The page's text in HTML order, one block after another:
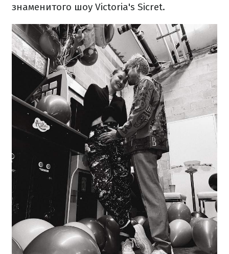
знаменитого шоу Victoria's Sicret.